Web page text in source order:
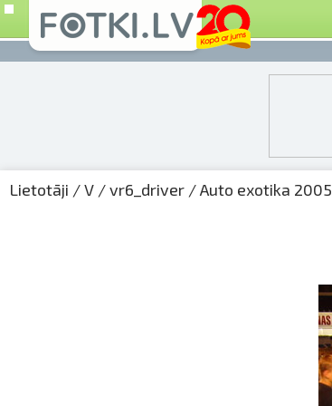
Lietotāji /V /vr6_driver /Auto exotika 2005